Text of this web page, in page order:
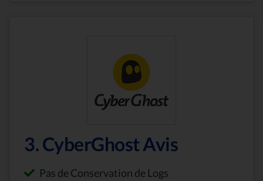
3. CyberGhost Avis
Pas de Conservation de Logs